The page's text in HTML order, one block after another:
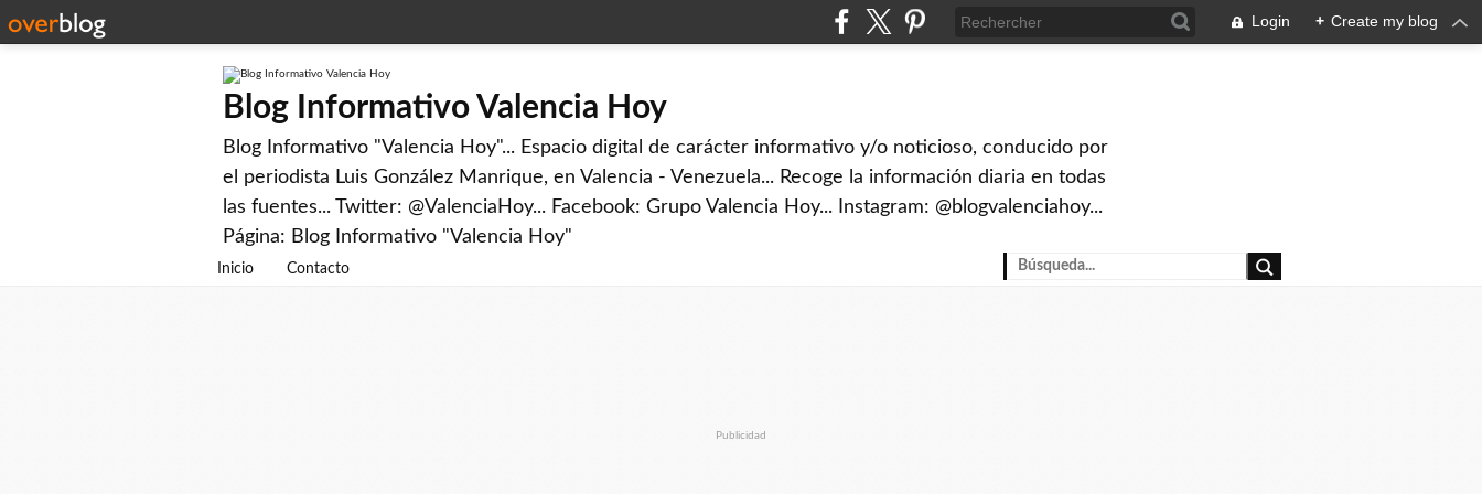
Login + Create my blog
Blog Informativo Valencia Hoy
Blog Informativo "Valencia Hoy"... Espacio digital de carácter informativo y/o noticioso, conducido por
el periodista Luis González Manrique, en Valencia - Venezuela... Recoge la información diaria en todas
las fuentes... Twitter: @ValenciaHoy... Facebook: Grupo Valencia Hoy... Instagram: @blogvalenciahoy...
Página: Blog Informativo "Valencia Hoy"
Inicio Contacto
Publicidad